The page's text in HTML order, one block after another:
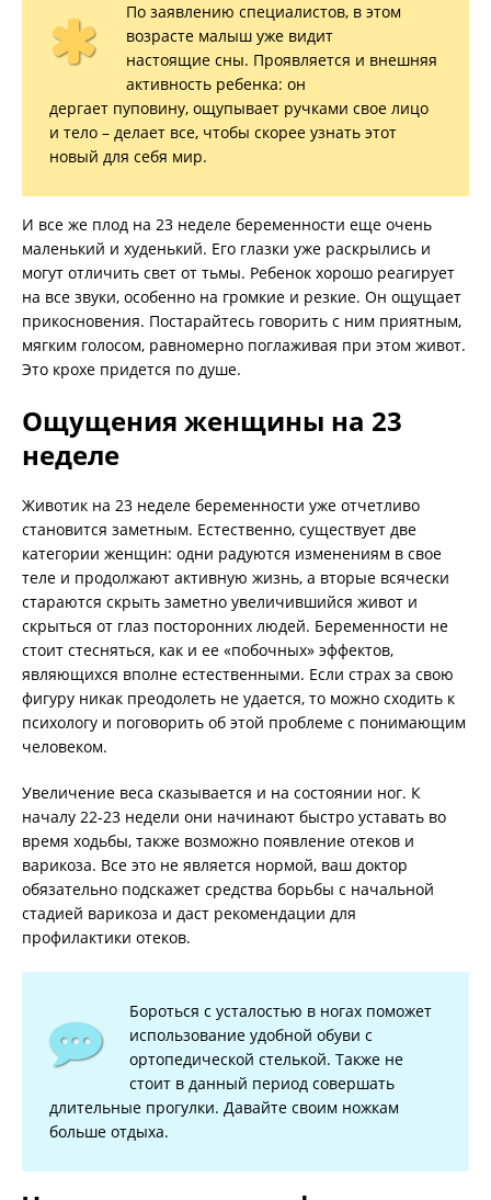
По заявлению специалистов, в этом
возрасте малыш уже видит
настоящие сны. Проявляется и внешняя
активность ребенка: он
дергает пуповину, ощупывает ручками свое лицо
и тело – делает все, чтобы скорее узнать этот
новый для себя мир.
И все же плод на 23 неделе беременности еще очень
маленький и худенький. Его глазки уже раскрылись и
могут отличить свет от тьмы. Ребенок хорошо реагирует
на все звуки, особенно на громкие и резкие. Он ощущает
прикосновения. Постарайтесь говорить с ним приятным,
мягким голосом, равномерно поглаживая при этом живот.
Это крохе придется по душе.
Ощущения женщины на 23
неделе
Животик на 23 неделе беременности уже отчетливо
становится заметным. Естественно, существует две
категории женщин: одни радуются изменениям в свое
теле и продолжают активную жизнь, а вторые всячески
стараются скрыть заметно увеличившийся живот и
скрыться от глаз посторонних людей. Беременности не
стоит стесняться, как и ее «побочных» эффектов,
являющихся вполне естественными. Если страх за свою
фигуру никак преодолеть не удается, то можно сходить к
психологу и поговорить об этой проблеме с понимающим
человеком.
Увеличение веса сказывается и на состоянии ног. К
началу 22-23 недели они начинают быстро уставать во
время ходьбы, также возможно появление отеков и
варикоза. Все это не является нормой, ваш доктор
обязательно подскажет средства борьбы с начальной
стадией варикоза и даст рекомендации для
профилактики отеков.
Бороться с усталостью в ногах поможет
использование удобной обуви с
ортопедической стелькой. Также не
стоит в данный период совершать
длительные прогулки. Давайте своим ножкам
больше отдыха.